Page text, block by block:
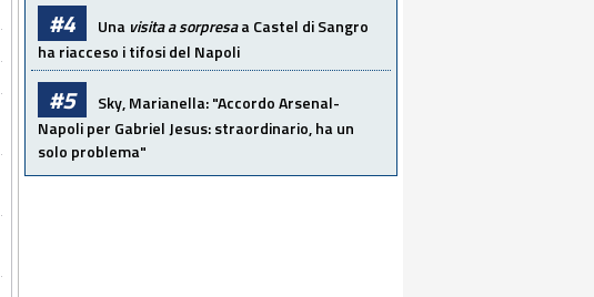
#4 Una visita a sorpresaa Castel di Sangro
ha riacceso i tifosi del Napoli
#5
Sky, Marianella: "Accordo Arsenal-
Napoli per Gabriel Jesus: straordinario, ha un
solo problema"